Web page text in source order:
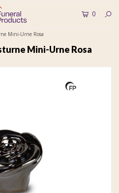
0
Mini-Urne Rosa
Mini-Urne Rosa